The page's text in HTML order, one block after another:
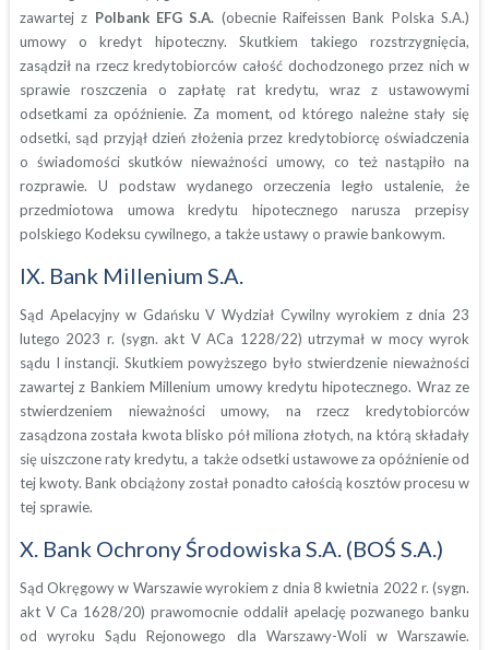
zawartej z Polbank EFG S.A. (obecnie Raifeissen Bank Polska S.A.)
umowy o kredyt hipoteczny. Skutkiem takiego rozstrzygnięcia,
zasądził na rzecz kredytobiorców całość dochodzonego przez nich w
sprawie roszczenia o zapłatę rat kredytu, wraz z ustawowymi
odsetkami za opóźnienie. Za moment, od którego należne stały się
odsetki, sąd przyjął dzień złożenia przez kredytobiorcę oświadczenia
o świadomości skutków nieważności umowy, co też nastąpiło na
rozprawie. U podstaw wydanego orzeczenia legło ustalenie, że
przedmiotowa umowa kredytu hipotecznego narusza przepisy
polskiego Kodeksu cywilnego, a także ustawy o prawie bankowym.
IX. Bank Millenium S.A.
Sąd Apelacyjny w Gdańsku V Wydział Cywilny wyrokiem z dnia 23
lutego 2023 r. (sygn. akt V ACa 1228/22) utrzymał w mocy wyrok
sądu I instancji. Skutkiem powyższego było stwierdzenie nieważności
zawartej z Bankiem Millenium umowy kredytu hipotecznego. Wraz ze
stwierdzeniem nieważności umowy, na rzecz kredytobiorców
zasądzona została kwota blisko pół miliona złotych, na którą składały
się uiszczone raty kredytu, a także odsetki ustawowe za opóźnienie od
tej kwoty. Bank obciążony został ponadto całością kosztów procesu w
tej sprawie.
X. Bank Ochrony Środowiska S.A. (BOŚ S.A.)
Sąd Okręgowy w Warszawie wyrokiem z dnia 8 kwietnia 2022 r. (sygn.
akt V Ca 1628/20) prawomocnie oddalił apelację pozwanego banku
od wyroku Sądu Rejonowego dla Warszawy-Woli w Warszawie.